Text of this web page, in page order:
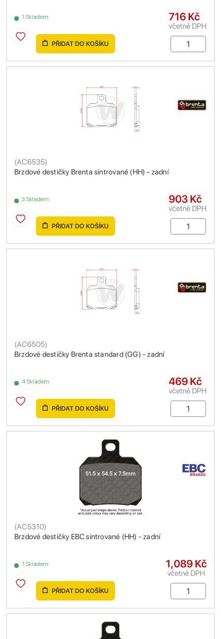
1 Skladem 716 Kč
včetně DPH
PŘIDAT DO KOŠÍKU
Brzdové destičky Brenta sintrované (HH) - zadní
(AC6535)
3 Skladem 903 Kč
včetně DPH
PŘIDAT DO KOŠÍKU
Brzdové destičky Brenta standard (GG) - zadní
(AC6505)
4 Skladem 469 Kč
včetně DPH
PŘIDAT DO KOŠÍKU
Brzdové destičky EBC sintrované (HH) - zadní
(AC5310)
1 Skladem 1,089 Kč
včetně DPH
PŘIDAT DO KOŠÍKU